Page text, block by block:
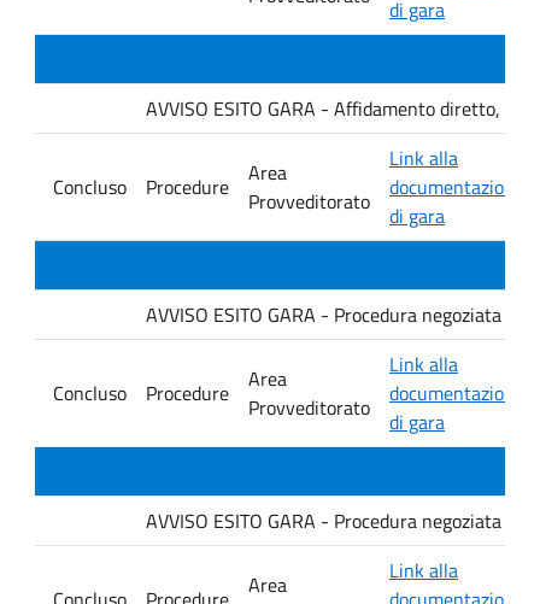
di gara
AVVISO ESITO GARA - Affidamento diretto, ai
Concluso Procedure
Area
Provveditorato
Link alla
documentazione
di gara
AVVISO ESITO GARA - Procedura negoziata
Concluso Procedure
Area
Provveditorato
Link alla
documentazione
di gara
AVVISO ESITO GARA - Procedura negoziata
Area
Link alla